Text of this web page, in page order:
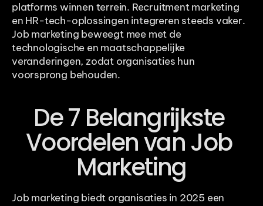
platforms winnen terrein. Recruitment marketing
en HR-tech-oplossingen integreren steeds vaker.
Job marketing beweegt mee met de
technologische en maatschappelijke
veranderingen, zodat organisaties hun
voorsprong behouden.
De 7 Belangrijkste
Voordelen van Job
Marketing
Job marketing biedt organisaties in 2025 een